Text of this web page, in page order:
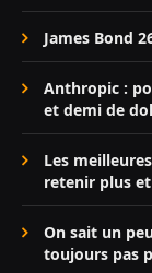
James Bond
Anthropic :
et demi de
Les
retenir plus
On sait un
toujours pas